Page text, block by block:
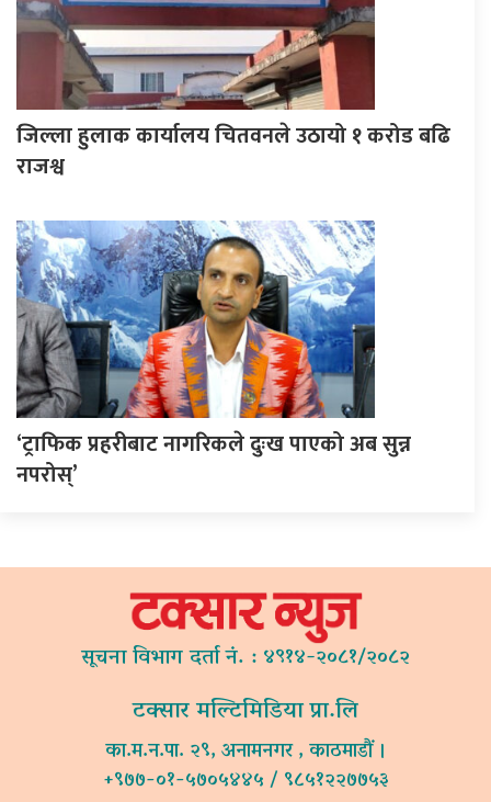
जिल्ला हुलाक कार्यालय चितवनले उठायो १ करोड बढि
राजश्व
‘ट्राफिक प्रहरीबाट नागरिकले दुःख पाएको अब सुन्न
नपरोस्’
सूचना विभाग दर्ता नं. : ४९१४-२०८१/२०८२
टक्सार मल्टिमिडिया प्रा.लि
का.म.न.पा. २९, अनामनगर , काठमाडौं ।
+९७७-०१-५७०५४४५ / ९८५१२२७७५३